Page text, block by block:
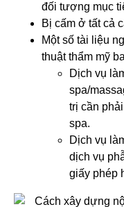
đối tượng mục
Bị cấm ở tất cả
Một số tài liệu
thuật thẩm mỹ
Dịch vụ
spa/
trị cần
spa.
Dịch vụ
dịch vụ
giấy phép